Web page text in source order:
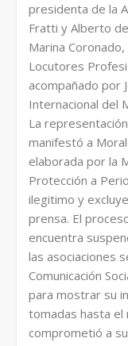
presidenta de la
Fratti y Alberto
Marina
Locutores
acompañado por
Internacional del
La
manifestó a
elaborada por la
Protección a
ilegitimo y
prensa. El
encuentra
las asociaciones
Comunicación
para mostrar su
tomadas hasta el
comprometió a